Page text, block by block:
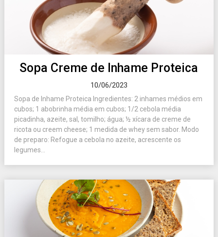
Sopa Creme de Inhame Proteica
10/06/2023
Sopa de Inhame Proteica Ingredientes: 2 inhames médios em
cubos; 1 abobrinha média em cubos; 1/2 cebola média
picadinha, azeite, sal, tomilho; água; ½ xícara de creme de
ricota ou creem cheese; 1 medida de whey sem sabor. Modo
de preparo: Refogue a cebola no azeite, acrescente os
legumes...